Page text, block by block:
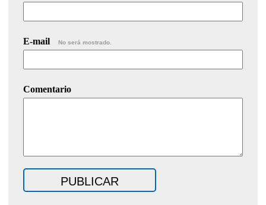
E-mail No será mostrado.
Comentario